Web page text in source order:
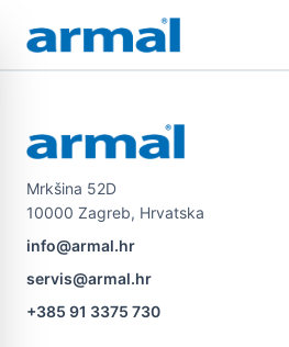
Preskoči na glavno vsebino
Mrkšina 52D
10000 Zagreb, Hrvatska
info@armal.hr
servis@armal.hr
+385 91 3375 730